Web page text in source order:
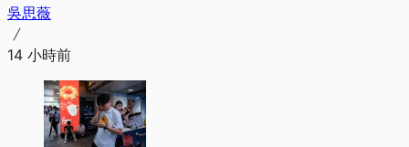
吳思薇
14 小時前